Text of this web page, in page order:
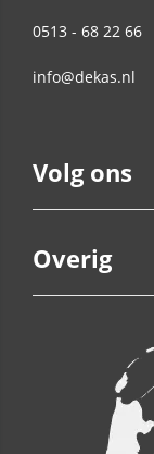
0513 - 68 22 66
info@dekas.nl
Volg ons
Overig